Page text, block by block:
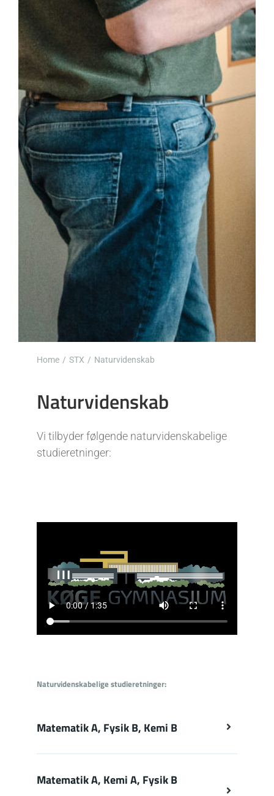
Home STX Naturvidenskab
Naturvidenskab
Vi tilbyder følgende naturvidenskabelige
studieretninger:
Naturvidenskabelige studieretninger:
Matematik A, Fysik B, Kemi B
Matematik A, Kemi A, Fysik B